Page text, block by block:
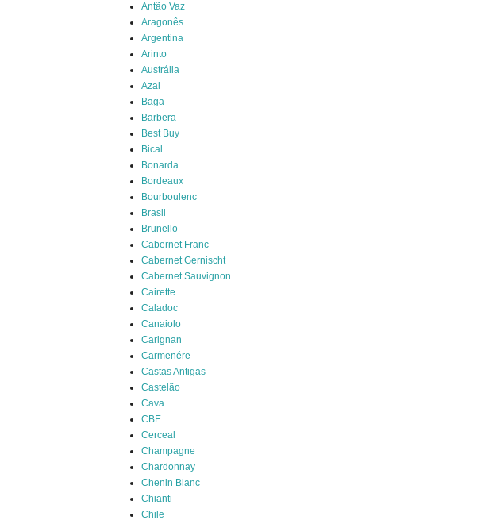
Antão Vaz
Aragonês
Argentina
Arinto
Austrália
Azal
Baga
Barbera
Best Buy
Bical
Bonarda
Bordeaux
Bourboulenc
Brasil
Brunello
Cabernet Franc
Cabernet Gernischt
Cabernet Sauvignon
Cairette
Caladoc
Canaiolo
Carignan
Carmenére
Castas Antigas
Castelão
Cava
CBE
Cerceal
Champagne
Chardonnay
Chenin Blanc
Chianti
Chile